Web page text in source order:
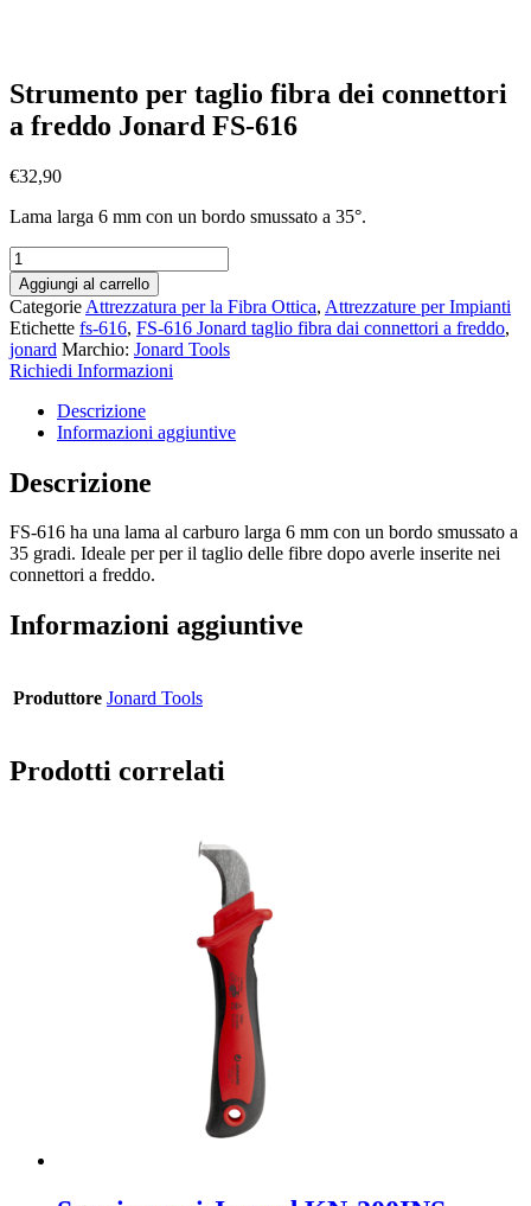
Strumento per taglio fibra dei connettori
a freddo Jonard FS-616
€32,90
Lama larga 6 mm con un bordo smussato a 35°.
Strumento
per
taglio
fibra
dei
connettori
a
freddo
Jonard
616
quantità
Aggiungi al carrello
Categorie Attrezzatura per la Fibra Ottica, Attrezzature per Impianti
Etichette fs-616, FS-616 Jonard taglio fibra dai connettori a freddo,
jonard Marchio: Jonard Tools
Richiedi Informazioni
Descrizione
Informazioni aggiuntive
Descrizione
FS-616 ha una lama al carburo larga 6 mm con un bordo smussato a
35 gradi. Ideale per per il taglio delle fibre dopo averle inserite nei
connettori a freddo.
Informazioni aggiuntive
Produttore Jonard Tools
Prodotti correlati